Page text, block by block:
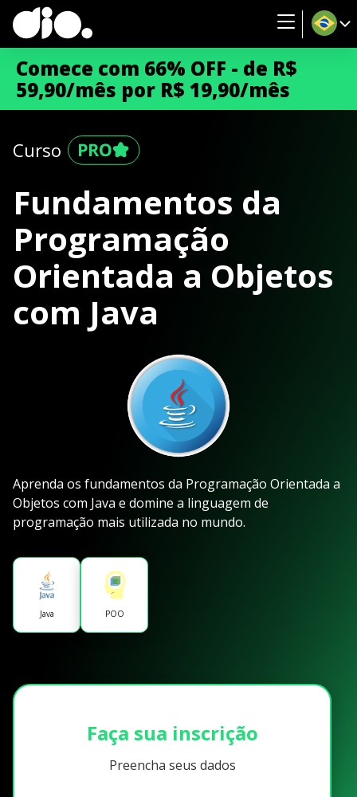
Comece com 66% OFF - de R$
59,90/mês por R$ 19,90/mês
Curso
Fundamentos da
Programação
Orientada a Objetos
com Java
Aprenda os fundamentos da Programação Orientada a
Objetos com Java e domine a linguagem de
programação mais utilizada no mundo.
Java POO
Faça sua inscrição
Preencha seus dados